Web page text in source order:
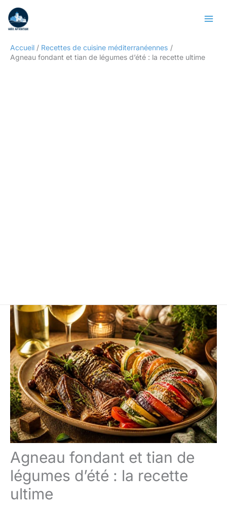
contenu
Accueil
Recettes de cuisine méditerranéennes
Agneau fondant et tian de légumes d’été : la recette ultime
Agneau fondant et tian de
légumes d’été : la recette
ultime
Rechercher